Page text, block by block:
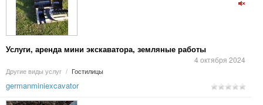
Услуги, аренда мини экскаватора, земляные работы
4 октября 2024
Другие виды услуг / Гостилицы
germanminiexcavator